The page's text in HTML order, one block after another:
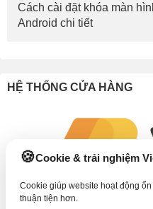
Cookie & trải nghiệm
Cookie giúp website hoạt động
thuận tiện hơn.
Cách cài đặt khóa màn
Android chi tiết
HỆ THỐNG CỬA HÀNG